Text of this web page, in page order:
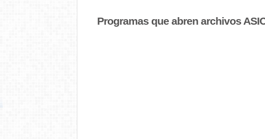
Programas que abren archivos